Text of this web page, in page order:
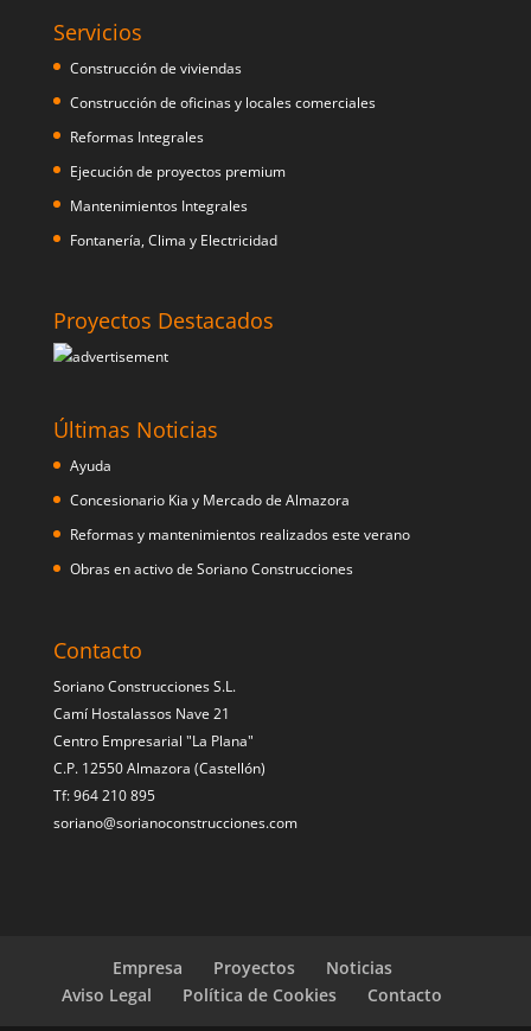
Servicios
Construcción de viviendas
Construcción de oficinas y locales comerciales
Reformas Integrales
Ejecución de proyectos premium
Mantenimientos Integrales
Fontanería, Clima y Electricidad
Proyectos Destacados
Últimas Noticias
Ayuda
Concesionario Kia y Mercado de Almazora
Reformas y mantenimientos realizados este verano
Obras en activo de Soriano Construcciones
Contacto
Soriano Construcciones S.L.
Camí Hostalassos Nave 21
Centro Empresarial "La Plana"
C.P. 12550 Almazora (Castellón)
Tf: 964 210 895
soriano@sorianoconstrucciones.com
Empresa Proyectos
Noticias
Aviso Legal
Política de Cookies Contacto